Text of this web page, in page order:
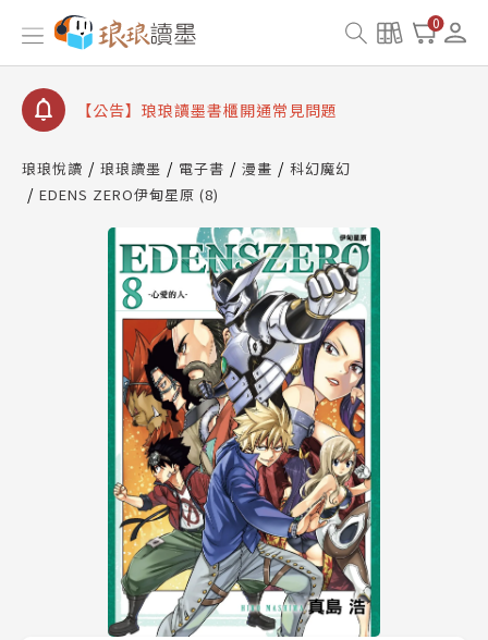
0
【公告】8/10、8/13 行動網路降速演練提醒
【公告】琅琅讀墨數位閱讀資產合併與書櫃開通申請
【公告】琅琅讀墨書櫃開通常見問題
請圖文教學
【公告】琅琅書店服務升級重要說明及資產合併結果
查詢
【公告】8/10、8/13 行動網路降速演練提醒
琅琅悅讀 琅琅讀墨 電子書 漫畫
科幻魔幻
EDENS ZERO伊甸星原 (8)